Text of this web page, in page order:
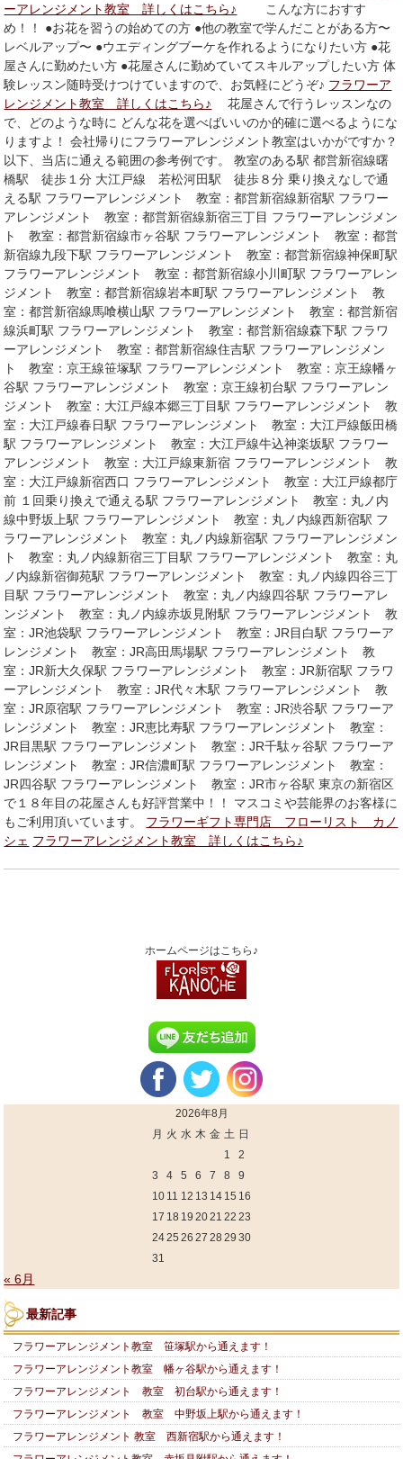
ーアレンジメント教室 詳しくはこちら♪ こんな方におすす
め！！ ●お花を習うの始めての方 ●他の教室で学んだことがある方〜
レベルアップ〜 ●ウエディングブーケを作れるようになりたい方 ●花
屋さんに勤めたい方 ●花屋さんに勤めていてスキルアップしたい方 体
験レッスン随時受けつけていますので、お気軽にどうぞ♪ フラワーア
レンジメント教室 詳しくはこちら♪ 花屋さんで行うレッスンなの
で、どのような時に どんな花を選べばいいのか的確に選べるようにな
りますよ！ 会社帰りにフラワーアレンジメント教室はいかがですか？
以下、当店に通える範囲の参考例です。 教室のある駅 都営新宿線曙
橋駅 徒歩１分 大江戸線 若松河田駅 徒歩８分 乗り換えなしで通
える駅 フラワーアレンジメント 教室：都営新宿線新宿駅 フラワー
アレンジメント 教室：都営新宿線新宿三丁目 フラワーアレンジメン
ト 教室：都営新宿線市ヶ谷駅 フラワーアレンジメント 教室：都営
新宿線九段下駅 フラワーアレンジメント 教室：都営新宿線神保町駅
フラワーアレンジメント 教室：都営新宿線小川町駅 フラワーアレン
ジメント 教室：都営新宿線岩本町駅 フラワーアレンジメント 教
室：都営新宿線馬喰横山駅 フラワーアレンジメント 教室：都営新宿
線浜町駅 フラワーアレンジメント 教室：都営新宿線森下駅 フラワ
ーアレンジメント 教室：都営新宿線住吉駅 フラワーアレンジメン
ト 教室：京王線笹塚駅 フラワーアレンジメント 教室：京王線幡ヶ
谷駅 フラワーアレンジメント 教室：京王線初台駅 フラワーアレン
ジメント 教室：大江戸線本郷三丁目駅 フラワーアレンジメント 教
室：大江戸線春日駅 フラワーアレンジメント 教室：大江戸線飯田橋
駅 フラワーアレンジメント 教室：大江戸線牛込神楽坂駅 フラワー
アレンジメント 教室：大江戸線東新宿 フラワーアレンジメント 教
室：大江戸線新宿西口 フラワーアレンジメント 教室：大江戸線都庁
前 １回乗り換えで通える駅 フラワーアレンジメント 教室：丸ノ内
線中野坂上駅 フラワーアレンジメント 教室：丸ノ内線西新宿駅 フ
ラワーアレンジメント 教室：丸ノ内線新宿駅 フラワーアレンジメン
ト 教室：丸ノ内線新宿三丁目駅 フラワーアレンジメント 教室：丸
ノ内線新宿御苑駅 フラワーアレンジメント 教室：丸ノ内線四谷三丁
目駅 フラワーアレンジメント 教室：丸ノ内線四谷駅 フラワーアレ
ンジメント 教室：丸ノ内線赤坂見附駅 フラワーアレンジメント 教
室：JR池袋駅 フラワーアレンジメント 教室：JR目白駅 フラワーア
レンジメント 教室：JR高田馬場駅 フラワーアレンジメント 教
室：JR新大久保駅 フラワーアレンジメント 教室：JR新宿駅 フラワ
ーアレンジメント 教室：JR代々木駅 フラワーアレンジメント 教
室：JR原宿駅 フラワーアレンジメント 教室：JR渋谷駅 フラワーア
レンジメント 教室：JR恵比寿駅 フラワーアレンジメント 教室：
JR目黒駅 フラワーアレンジメント 教室：JR千駄ヶ谷駅 フラワーア
レンジメント 教室：JR信濃町駅 フラワーアレンジメント 教室：
JR四谷駅 フラワーアレンジメント 教室：JR市ヶ谷駅 東京の新宿区
で１８年目の花屋さんも好評営業中！！ マスコミや芸能界のお客様に
もご利用頂いています。 フラワーギフト専門店 フローリスト カノ
シェ フラワーアレンジメント教室 詳しくはこちら♪
ホームページはこちら♪
2026年8月
月 火 水 木 金 土 日
1
2
3
4 5 6 7 8
9
10 11 12 13 14 15 16
17 18 19 2021 22 23
2425 26 27 28 29 30
31
« 6月
最新記事
フラワーアレンジメント教室 笹塚駅から通えます！
フラワーアレンジメント教室 幡ヶ谷駅から通えます！
フラワーアレンジメント 教室 初台駅から通えます！
フラワーアレンジメント 教室 中野坂上駅から通えます！
フラワーアレンジメント 教室 西新宿駅から通えます！